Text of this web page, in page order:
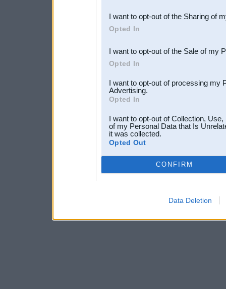
Downstream Participants
third parties.
I want to opt-out of the Sharing of
Opted In
I want to opt-out of the Sale of my
Opted In
I want to opt-out of processing my
Advertising.
Opted In
I want to opt-out of Collection,
of my Personal Data that Is
it was collected.
Opted Out
CONFIRM
Data Deletion